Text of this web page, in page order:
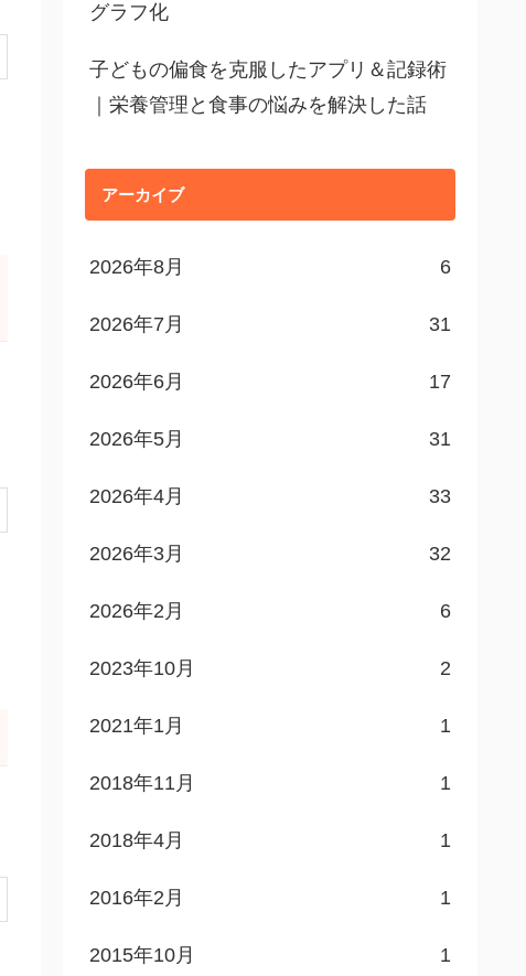
グラフ化
子どもの偏食を克服したアプリ＆記録術
｜栄養管理と食事の悩みを解決した話
アーカイブ
2026年8月 6
2026年7月 31
2026年6月 17
2026年5月 31
2026年4月 33
2026年3月 32
2026年2月 6
2023年10月 2
2021年1月 1
2018年11月 1
2018年4月 1
2016年2月 1
2015年10月 1